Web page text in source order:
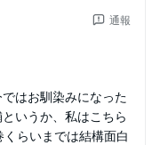
通報
はお馴染みになった
いうか、私はこちら
らいまでは結構面白